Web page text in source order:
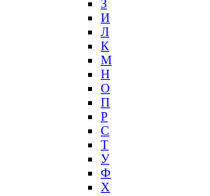
З
И
Л
К
М
Н
О
П
Р
С
Т
У
Ф
Х